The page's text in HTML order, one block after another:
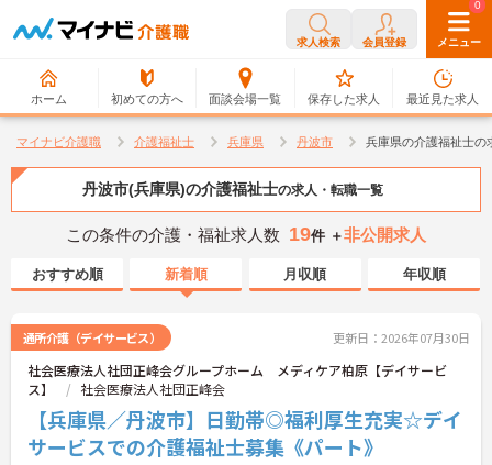
求人検索 会員登録 メニュー
ホーム 初めての方へ 面談会場一覧
0
保存した求人
0
最近見た求人
マイナビ介護職 介護福祉士 兵庫県 丹波市 兵庫県の介護福祉士の
丹波市(兵庫県)の介護福祉士の求人・転職一覧
この条件の介護・福祉求人数 19件 ＋非公開求人
おすすめ順 新着順 月収順 年収順
通所介護（デイサービス） 更新日：2026年07月30日
社会医療法人社団正峰会グループホーム メディケア柏原【デイサービ
ス】
社会医療法人社団正峰会
【兵庫県／丹波市】日勤帯◎福利厚生充実☆デイ
サービスでの介護福祉士募集《パート》